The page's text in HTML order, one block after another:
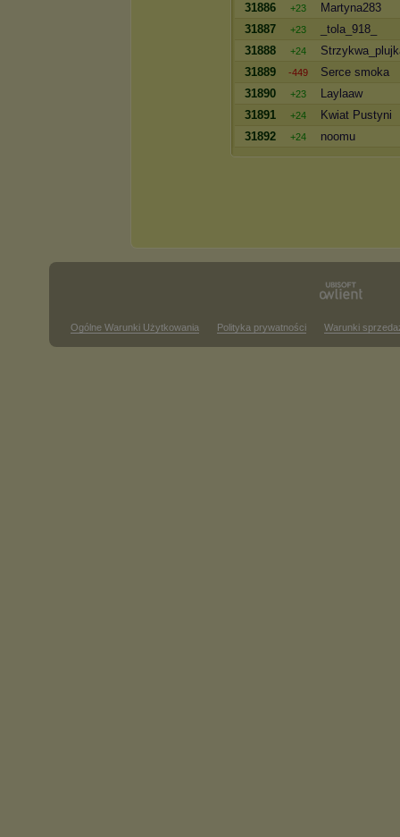
31886
+23
Martyna283
31887
+23
_tola_918_
31888
+24
31889
-449
Serce smoka
31890
+23
Laylaaw
31891
+24
Kwiat Pustyni
31892
+24 noomu
Ogólne Warunki Użytkowania Polityka prywatności Warunki